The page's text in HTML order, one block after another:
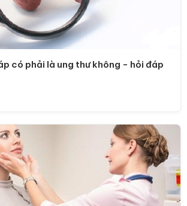
có phải là ung thư không - hỏi đáp